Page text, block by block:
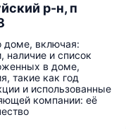
р-н, п
доме, включая:
наличие и список
в доме,
такие как год
и использованные
компании: её